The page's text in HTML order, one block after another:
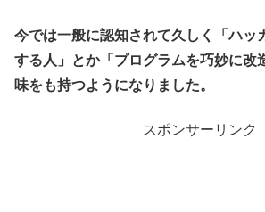
今では一般に認知されて久しく「ハッ
する人」とか「プログラムを巧妙に改
味をも持つようになりました。
スポンサーリンク